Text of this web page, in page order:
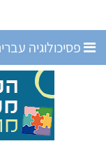
פסיכולוגיה